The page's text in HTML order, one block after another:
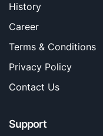
History
Career
Terms & Conditions
Privacy Policy
Contact Us
Support